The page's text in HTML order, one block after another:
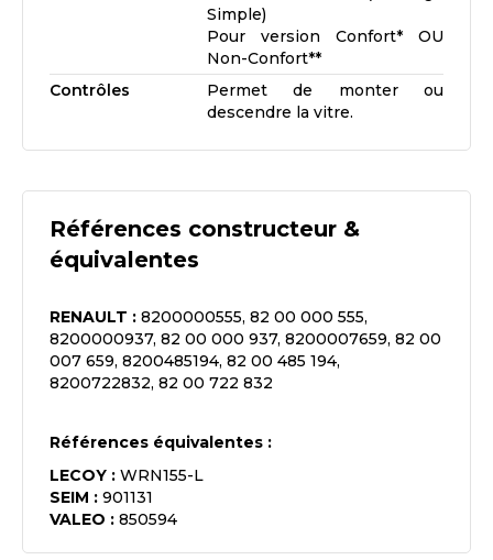
Simple)
Pour version Confort* OU
Non-Confort**
Contrôles
Permet de monter ou
descendre la vitre.
Références constructeur &
équivalentes
RENAULT : 8200000555, 82 00 000 555,
8200000937, 82 00 000 937, 8200007659, 82 00
007 659, 8200485194, 82 00 485 194,
8200722832, 82 00 722 832
Références équivalentes :
LECOY : WRN155-L
SEIM : 901131
VALEO : 850594